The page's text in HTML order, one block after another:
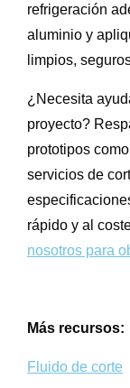
refrigeración
aluminio y
limpios,
¿Necesita
proyecto?
prototipos
servicios de
rápido y al
nosotros para
Más recursos:
Fluido de corte